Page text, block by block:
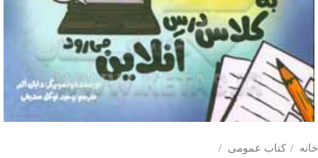
خانه
کتاب عمومی